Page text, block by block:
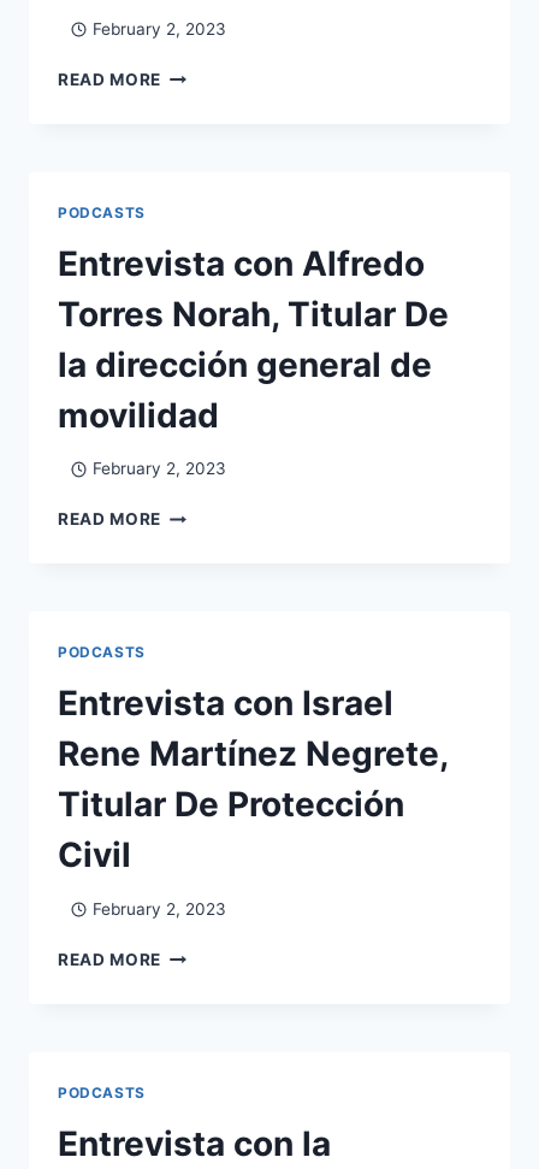
February 2, 2023
READ MORE
PODCASTS
Entrevista con Alfredo
Torres Norah, Titular De
la dirección general de
movilidad
February 2, 2023
READ MORE
PODCASTS
Entrevista con Israel
Rene Martínez Negrete,
Titular De Protección
Civil
February 2, 2023
READ MORE
PODCASTS
Entrevista con la